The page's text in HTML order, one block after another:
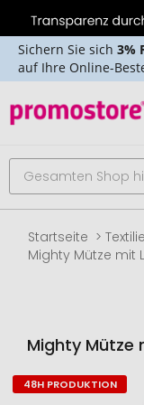
Sichern Sie sich 3%
auf Ihre Online-
Startseite
Mighty Mütze mit
Mighty Mütze
Zum
48H PRODUKTION